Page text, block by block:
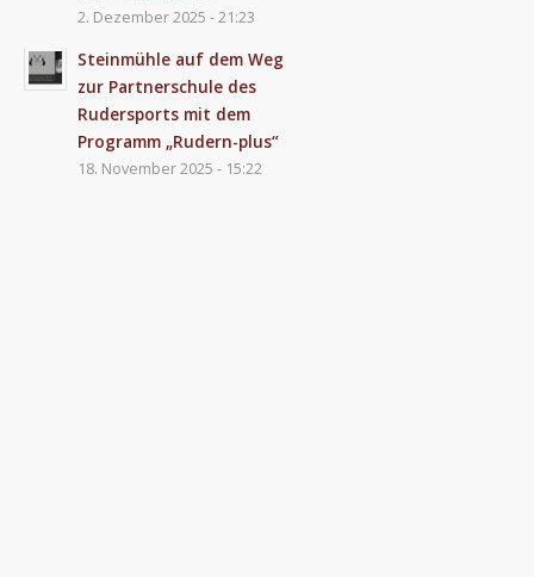
2. Dezember 2025 - 21:23
Steinmühle auf dem Weg
zur Partnerschule des
Rudersports mit dem
Programm „Rudern-plus“
18. November 2025 - 15:22